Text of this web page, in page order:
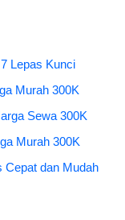
Lepas Kunci
Murah 300K
Sewa 300K
Murah 300K
Cepat dan Mudah